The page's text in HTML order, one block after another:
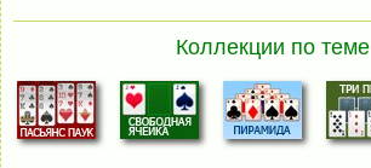
Коллекции по теме